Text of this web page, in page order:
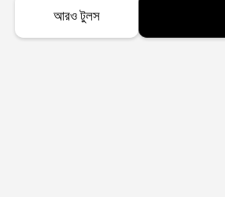
আরও টুলস